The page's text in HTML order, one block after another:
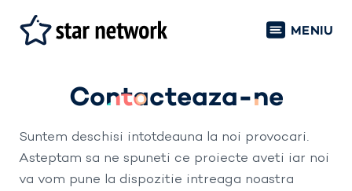
MENIU
Contacteaza-ne
Suntem deschisi intotdeauna la noi provocari.
Asteptam sa ne spuneti ce proiecte aveti iar noi
va vom pune la dispozitie intreaga noastra